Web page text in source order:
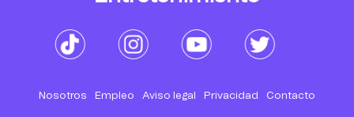
Nosotros Empleo Aviso legal Privacidad Contacto